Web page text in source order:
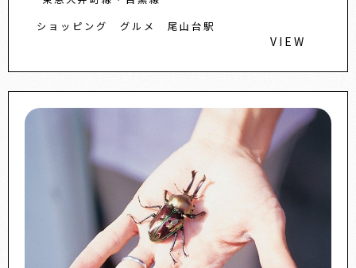
ショッピング
グルメ 尾山台駅
VIEW